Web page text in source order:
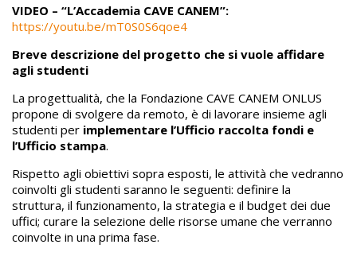
VIDEO – “L’Accademia CAVE CANEM”:
https://youtu.be/mT0S0S6qoe4
Breve descrizione del progetto che si vuole affidare
agli studenti
La progettualità, che la Fondazione CAVE CANEM ONLUS
propone di svolgere da remoto, è di lavorare insieme agli
studenti per implementare l’Ufficio raccolta fondi e
l’Ufficio stampa.
Rispetto agli obiettivi sopra esposti, le attività che vedranno
coinvolti gli studenti saranno le seguenti: definire la
struttura, il funzionamento, la strategia e il budget dei due
uffici; curare la selezione delle risorse umane che verranno
coinvolte in una prima fase.